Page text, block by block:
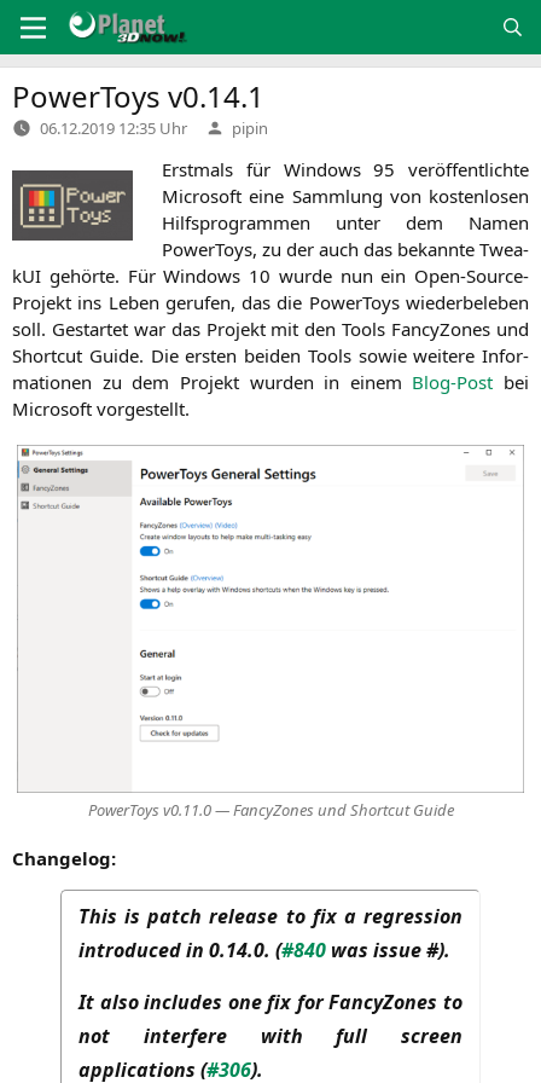
Inhalt
springen
PowerToys v0.14.1
06.12.2019 12:35 Uhr Verfasst
von
pipin
Erst­mals für Win­dows 95 ver­öf­fent­lich­te
Micro­soft eine Samm­lung von kos­ten­lo­sen
Hilfs­pro­gram­men unter dem Namen
PowerT­oys, zu der auch das bekann­te Twea­
kUI gehör­te. Für Win­dows 10 wur­de nun ein Open-Source-
Pro­jekt ins Leben geru­fen, das die PowerT­oys wie­der­be­le­ben
soll. Gestar­tet war das Pro­jekt mit den Tools Fan­cy­Zo­nes und
Short­cut Gui­de. Die ers­ten bei­den Tools sowie wei­te­re Infor­
ma­tio­nen zu dem Pro­jekt wur­den in einem Blog-Post bei
Micro­soft vorgestellt.
PowerT­oys v0.11.0 — Fan­cy­Zo­nes und Short­cut Guide
Chan­ge­log:
This is patch release to fix a regression
introduced in 0.14.0. (#840 was issue #).
It also includes one fix for FancyZones to
not interfere with full screen
applications (#306).